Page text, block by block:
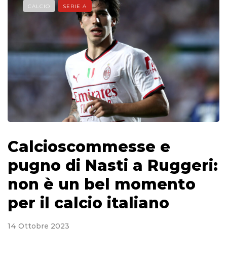
CALCIO SERIE A
Calcioscommesse e
pugno di Nasti a Ruggeri:
non è un bel momento
per il calcio italiano
14 Ottobre 2023